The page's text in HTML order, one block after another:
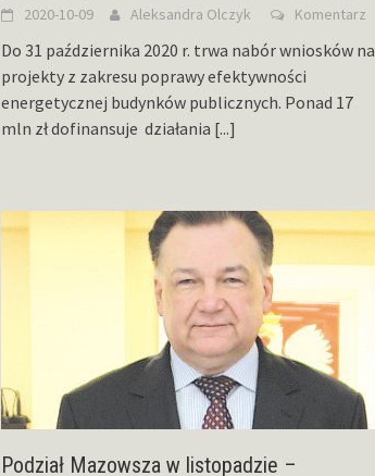
2020-10-09 Aleksandra Olczyk Komentarz
Do 31 października 2020 r. trwa nabór wniosków na
projekty z zakresu poprawy efektywności
energetycznej budynków publicznych. Ponad 17
mln zł dofinansuje działania [...]
Podział Mazowsza w listopadzie –